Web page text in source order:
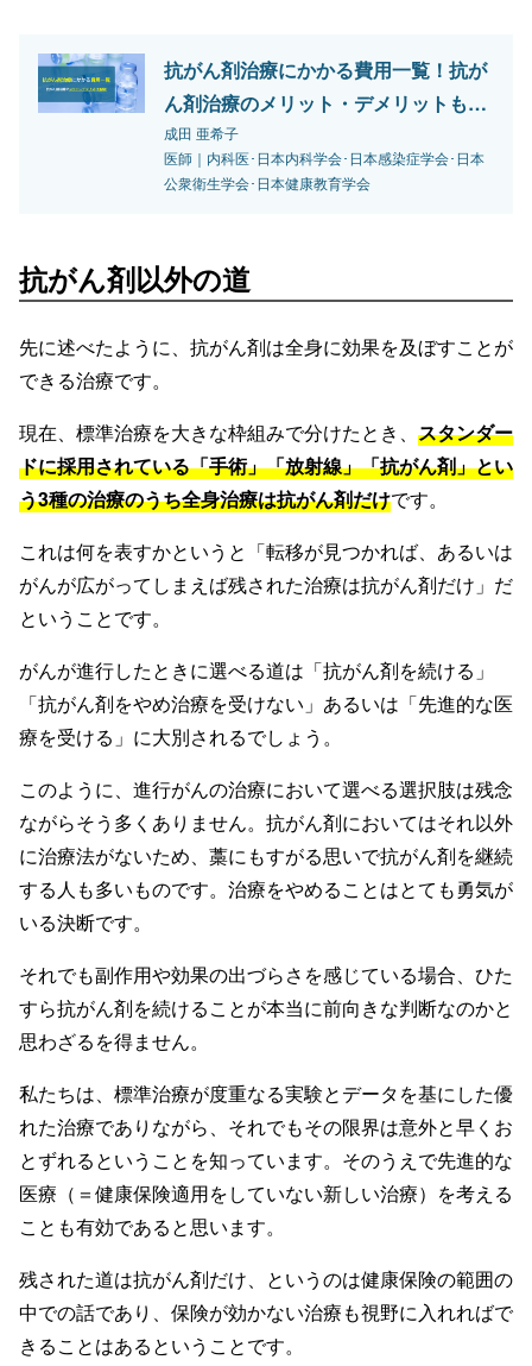
抗がん剤治療にかかる費用一覧！抗が
ん剤治療のメリット・デメリットも解
説
成田 亜希子
医師｜内科医･日本内科学会･日本感染症学会･日本
公衆衛生学会･日本健康教育学会
抗がん剤以外の道
先に述べたように、抗がん剤は全身に効果を及ぼすことが
できる治療です。
現在、標準治療を大きな枠組みで分けたとき、 スタンダー
ドに採用されている「手術」「放射線」「抗がん剤」とい
う3種の治療のうち全身治療は抗がん剤だけです。
これは何を表すかというと「転移が見つかれば、あるいは
がんが広がってしまえば残された治療は抗がん剤だけ」だ
ということです。
がんが進行したときに選べる道は「抗がん剤を続ける」
「抗がん剤をやめ治療を受けない」あるいは「先進的な医
療を受ける」に大別されるでしょう。
このように、進行がんの治療において選べる選択肢は残念
ながらそう多くありません。抗がん剤においてはそれ以外
に治療法がないため、藁にもすがる思いで抗がん剤を継続
する人も多いものです。治療をやめることはとても勇気が
いる決断です。
それでも副作用や効果の出づらさを感じている場合、ひた
すら抗がん剤を続けることが本当に前向きな判断なのかと
思わざるを得ません。
私たちは、標準治療が度重なる実験とデータを基にした優
れた治療でありながら、それでもその限界は意外と早くお
とずれるということを知っています。そのうえで先進的な
医療（＝健康保険適用をしていない新しい治療）を考える
ことも有効であると思います。
残された道は抗がん剤だけ、というのは健康保険の範囲の
中での話であり、保険が効かない治療も視野に入れればで
きることはあるということです。